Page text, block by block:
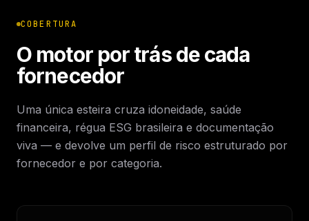
COBERTURA
O motor por trás de cada
fornecedor
Uma única esteira cruza idoneidade, saúde
financeira, régua ESG brasileira e documentação
viva — e devolve um perfil de risco estruturado por
fornecedor e por categoria.